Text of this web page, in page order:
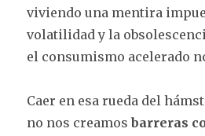
viviendo una mentira
volatilidad y la
el consumismo acelerado
Caer en esa rueda del
no nos creamosbarreras